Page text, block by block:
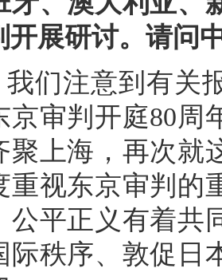
开展研讨。请问
我们注意到有关
京审判开庭80周
聚上海，再次就
重视东京审判的
公平正义有着共
际秩序、敦促日